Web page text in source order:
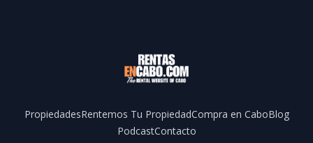
PropiedadesRentemos Tu PropiedadCompra en CaboBlog
PodcastContacto